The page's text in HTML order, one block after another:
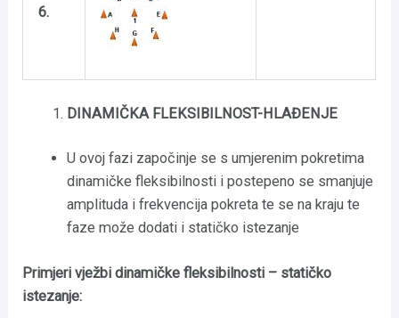
6.
DINAMIČKA FLEKSIBILNOST-HLAĐENJE
U ovoj fazi započinje se s umjerenim pokretima
dinamičke fleksibilnosti i postepeno se smanjuje
amplituda i frekvencija pokreta te se na kraju te
faze može dodati i statičko istezanje
Primjeri vježbi dinamičke fleksibilnosti – statičko
istezanje: